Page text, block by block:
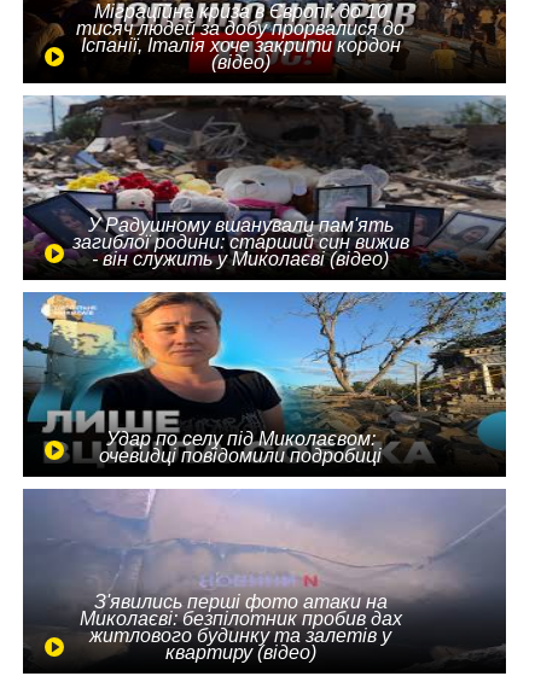
Міграційна криза в Європі: до 10
тисяч людей за добу прорвалися до
Іспанії, Італія хоче закрити кордон
(відео)
У Радушному вшанували пам'ять
загиблої родини: старший син вижив
- він служить у Миколаєві (відео)
Удар по селу під Миколаєвом:
очевидці повідомили подробиці
З'явились перші фото атаки на
Миколаєві: безпілотник пробив дах
житлового будинку та залетів у
квартиру (відео)